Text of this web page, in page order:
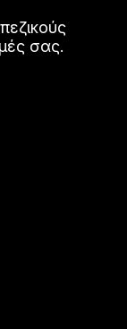
σας.